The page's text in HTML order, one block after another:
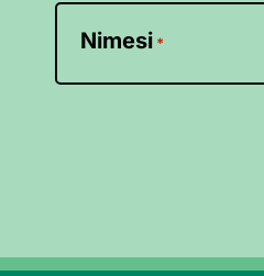
Nimesi *